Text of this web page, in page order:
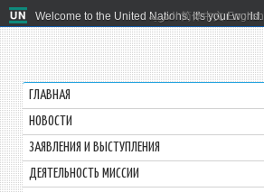
Welcome to the United Nations. It's your world.
العربية 简体中文 English
ГЛАВНАЯ
HОВОСТИ
ЗАЯВЛЕНИЯ И ВЫСТУПЛЕНИЯ
ДЕЯТЕЛЬНОСТЬ МИССИИ